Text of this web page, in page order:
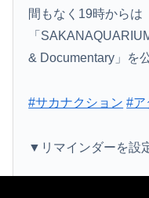
間もなく19時からは
「
& Documentary」を
#サカナクション #ア
▼リマインダーを設
— サカナクション